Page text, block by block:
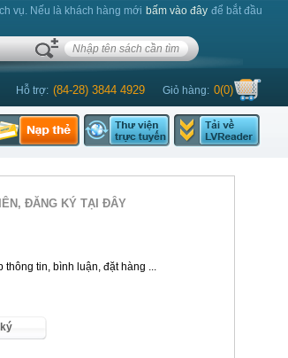
vụ. Nếu là khách hàng mới bấm vào đây để bắt đầu
Hỗ trợ: (84-28) 3844 4929 Giỏ hàng: 0(0)
ĐĂNG KÝ TẠI ĐÂY
tin, bình luận, đặt hàng ...